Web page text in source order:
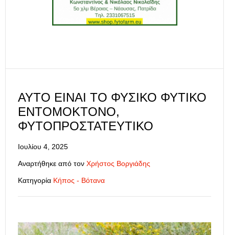
ΑΥΤΌ ΕΊΝΑΙ ΤΟ ΦΥΣΙΚΌ ΦΥΤΙΚΌ
ΕΝΤΟΜΟΚΤΌΝΟ,
ΦΥΤΟΠΡΟΣΤΑΤΕΥΤΙΚΌ
Ιουλίου 4, 2025
Αναρτήθηκε από τον Χρήστος Βοργιάδης
Κατηγορία Κήπος - Βότανα